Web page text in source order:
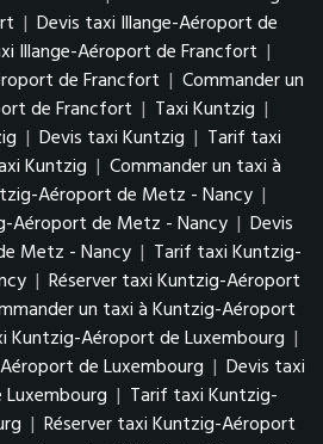
| Devis taxi Illange-Aéroport de
Illange-Aéroport de Francfort |
de Francfort | Commander un
de Francfort | Taxi Kuntzig |
| Devis taxi Kuntzig | Tarif taxi
Kuntzig | Commander un taxi à
Aéroport de Metz - Nancy |
Aéroport de Metz - Nancy | Devis
Metz - Nancy | Tarif taxi Kuntzig-
| Réserver taxi Kuntzig-Aéroport
un taxi à Kuntzig-Aéroport
Kuntzig-Aéroport de Luxembourg |
de Luxembourg | Devis taxi
| Tarif taxi Kuntzig-
| Réserver taxi Kuntzig-Aéroport